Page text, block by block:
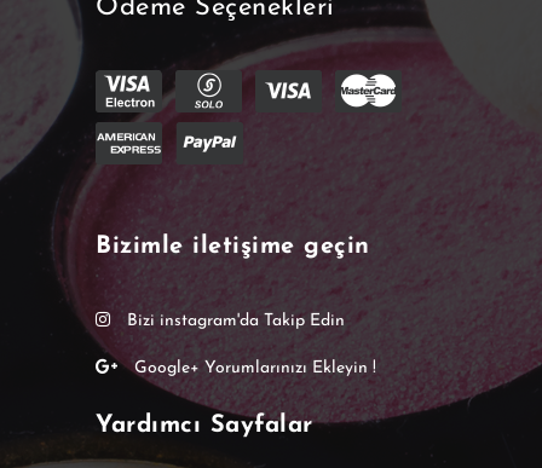
Ödeme Seçenekleri
Bizimle iletişime geçin
Bizi instagram'da Takip Edin
Google+ Yorumlarınızı Ekleyin !
Yardımcı Sayfalar